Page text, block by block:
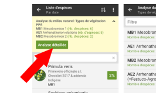
Open